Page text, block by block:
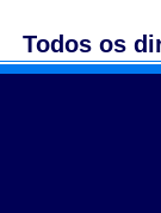
Todos os